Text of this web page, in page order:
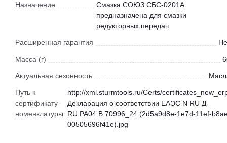
Назначение
Смазка СОЮЗ СБС-0201А
предназначена для смазки
редукторных передач.
Расширенная гарантия
Масса (г)
Актуальная сезонность
Путь к
сертификату
номенклатуры
http://xml.sturmtools.ru/Certs/
Декларация о соответствии ЕАЭС N RU Д-
RU.РА04.В.70996_24 (2d5a9d8e-1e7d-11ef-
00505696f41e).jpg